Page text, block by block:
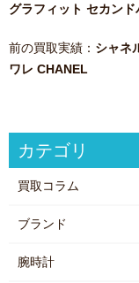
グラフィット セカンド
前の買取実績： シャネ
ワレ CHANEL
カテゴリ
買取コラム
ブランド
腕時計